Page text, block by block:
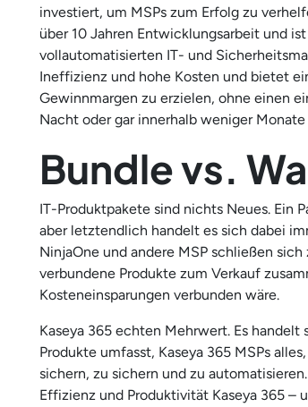
investiert, um MSPs zum Erfolg zu
über 10 Jahren Entwicklungsarbeit und
vollautomatisierten IT- und
Ineffizienz und hohe Kosten und bietet
Gewinnmargen zu erzielen, ohne einen
Nacht oder gar innerhalb weniger
Bundle vs.
IT-Produktpakete sind nichts Neues. Ein
aber letztendlich handelt es sich dabei
NinjaOne und andere MSP schließen
verbundene Produkte zum Verkauf
Kosteneinsparungen verbunden wäre.
Kaseya 365 echten Mehrwert. Es
Produkte umfasst, Kaseya 365 MSPs
sichern, zu sichern und zu
Effizienz und Produktivität Kaseya 365 –